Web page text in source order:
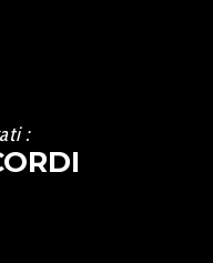
: